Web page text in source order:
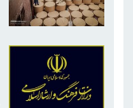
می‌شود